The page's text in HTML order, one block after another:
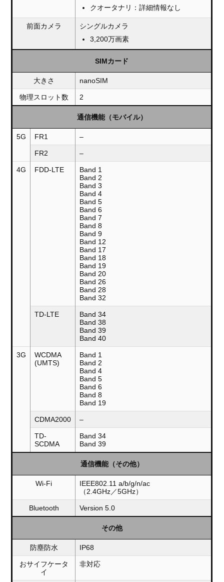
クオータナリ：詳細情報なし
前面カメラ
シングルカメラ
3,200万画素
SIMカード
大きさ nanoSIM
物理スロット数 2
通信機能（モバイル）
5G FR1 –
FR2 –
4G FDD-LTE
Band 1
Band 2
Band 3
Band 4
Band 5
Band 6
Band 7
Band 8
Band 9
Band 12
Band 17
Band 18
Band 19
Band 20
Band 26
Band 28
Band 32
TD-LTE
Band 34
Band 38
Band 39
Band 40
3G
WCDMA
(UMTS)
Band 1
Band 2
Band 4
Band 5
Band 6
Band 8
Band 19
CDMA2000 –
TD-
SCDMA
Band 34
Band 39
通信機能（その他）
Wi-Fi
IEEE802.11 a/b/g/n/ac
（2.4GHz／5GHz）
Bluetooth Version 5.0
その他
防塵防水 IP68
おサイフケータ
イ
非対応